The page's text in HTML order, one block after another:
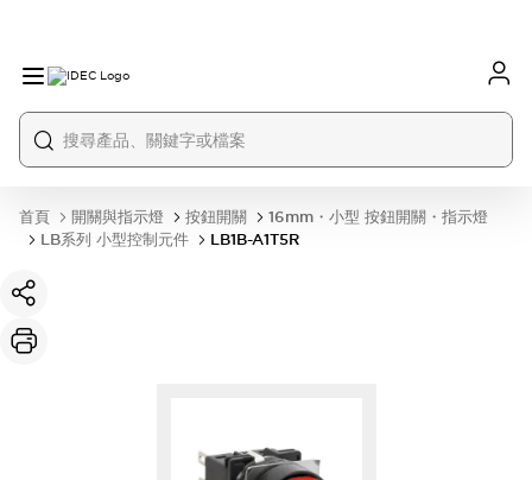
首頁 開關與指示燈 按鈕開關
16mm・小型 按鈕開關・指示燈
LB系列 小型控制元件
LB1B-A1T5R